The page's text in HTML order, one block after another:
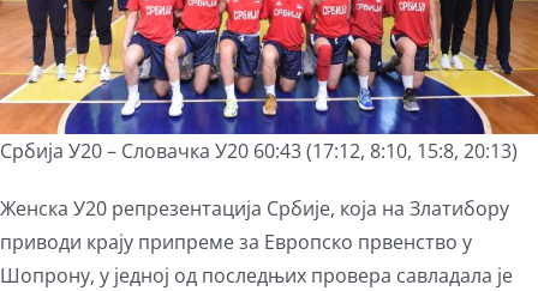
Србија У20 – Словачка У20 60:43 (17:12, 8:10, 15:8, 20:13)
Женска У20 репрезентација Србије, која на Златибору
приводи крају припреме за Европско првенство у
Шопрону, у једној од последњих провера савладала је